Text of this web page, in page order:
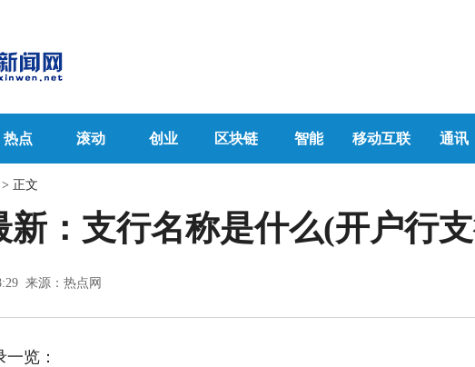
热点 滚动 创业 区块链 智能 移动互联 通讯
> 正文
新：支行名称是什么(开户行
来源：热点网
览：